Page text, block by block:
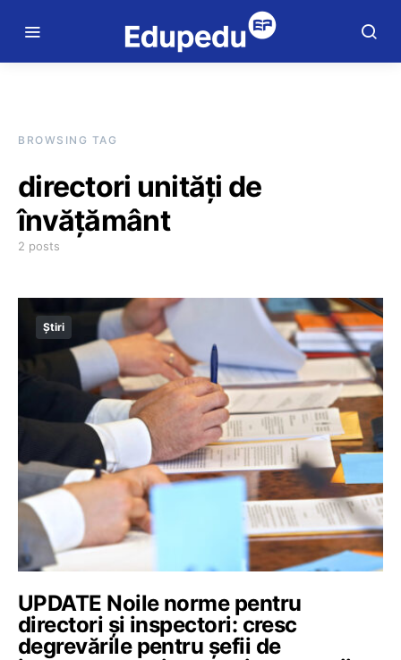
BROWSING TAG
directori unități de
învățământ
2 posts
Știri
UPDATE Noile norme pentru
directori și inspectori: cresc
degrevările pentru șefii de